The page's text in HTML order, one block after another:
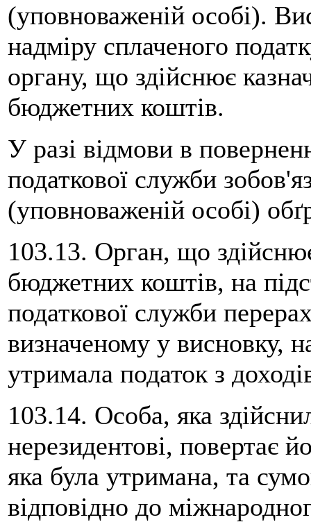
(уповноваженій особі).
надміру сплаченого
органу, що здійснює
бюджетних коштів.
У разі відмови в
податкової служби
(уповноваженій особі)
103.13. Орган, що
бюджетних коштів, на
податкової служби
визначеному у висновку,
утримала податок з
103.14. Особа, яка
нерезидентові, повертає
яка була утримана, та
відповідно до